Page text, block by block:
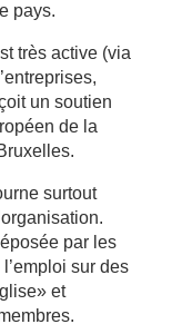
pays.
très active (via
un soutien
de la
surtout
par les
sur des
et